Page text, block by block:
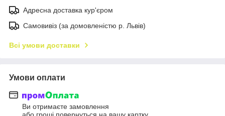
Адресна доставка кур'єром
Самовивіз (за домовленістю р. Львів)
Всі умови доставки
Умови оплати
Ви отримаєте замовлення